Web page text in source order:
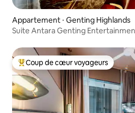
Appartement ⋅ Genting Highlands
Suite Antara Genting
Coups de cœur voyageurs les plus
Coup de cœur voyageurs